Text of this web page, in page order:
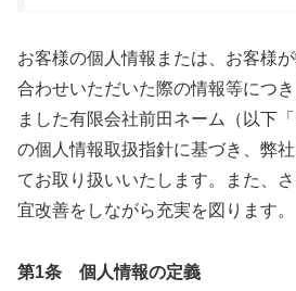
お客様の個人情報または、お客様
合わせいただいた際の情報等につ
ました有限会社前田ネーム（以下
の個人情報取扱指針に基づき、弊
てお取り扱いいたします。また、
宜改善をしながら充実を図ります。
第1条 個人情報の定義